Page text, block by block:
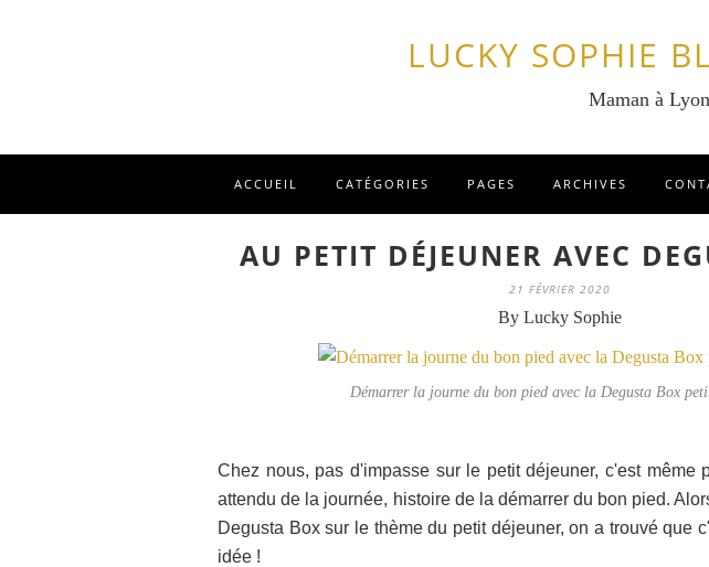
LUCKY SOPHIE
Maman à
ACCUEIL CATÉGORIES PAGES ARCHIVES
AU PETIT DÉJEUNER AVEC
21 FÉVRIER 2020
By Lucky Sophie
Démarrer la journe du bon pied avec la Degusta Box
Chez nous, pas d'impasse sur le petit déjeuner, c'est même
attendu de la journée, histoire de la démarrer du bon pied.
Degusta Box sur le thème du petit déjeuner, on a trouvé que
idée !